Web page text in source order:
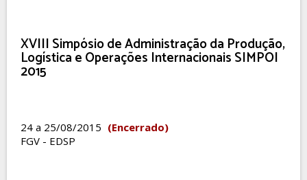
XVIII Simpósio de Administração da Produção,
Logística e Operações Internacionais SIMPOI
2015
24 a 25/08/2015 (Encerrado)
FGV - EDSP